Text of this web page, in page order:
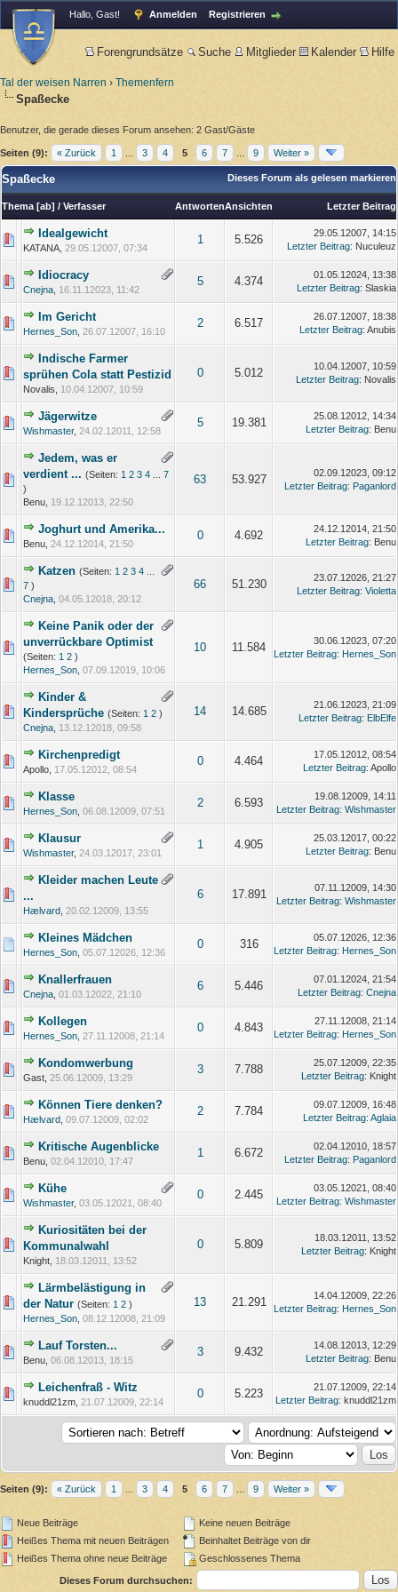
Hallo, Gast! Anmelden Registrieren
Forengrundsätze Suche Mitglieder Kalender Hilfe
Tal der weisen Narren › Themenfern
Spaßecke
Benutzer, die gerade dieses Forum ansehen: 2 Gast/Gäste
Seiten (9): « Zurück 1 3 4 5 6 7 9 Weiter »
Dieses Forum als gelesen markieren
Spaßecke
Thema [ab] / Verfasser AntwortenAnsichten Letzter Beitrag
Idealgewicht
KATANA, 29.05.12007, 07:34
1 5.526
29.05.12007, 14:15
Letzter Beitrag: Nuculeuz
Idiocracy
Cnejna 16.11.12023, 11:42
5 4.374
01.05.12024, 13:38
Letzter Beitrag: Slaskia
Im Gericht
Hernes_Son 26.07.12007, 16:10
2 6.517
26.07.12007, 18:38
Letzter Beitrag: Anubis
Indische Farmer
sprühen Cola statt Pestizid
Novalis, 10.04.12007, 10:59
0 5.012
10.04.12007, 10:59
Letzter Beitrag: Novalis
Jägerwitze
Wishmaster, 24.02.12011, 12:58
5 19.381
25.08.12012, 14:34
Letzter Beitrag: Benu
Jedem, was er
verdient ... (Seiten: 1 2 3 4
7
)
Benu, 19.12.12013, 22:50
63 53.927
02.09.12023, 09:12
Letzter Beitrag: Paganlord
Joghurt und Amerika...
Benu, 24.12.12014, 21:50
0 4.692
24.12.12014, 21:50
Letzter Beitrag: Benu
Katzen (Seiten: 1 2 3 4
7 )
Cnejna 04.05.12018, 20:12
66 51.230
23.07.12026, 21:27
Letzter Beitrag: Violetta
Keine Panik oder der
unverrückbare Optimist
(Seiten: 1 2 )
Hernes_Son 07.09.12019, 10:06
10 11.584
30.06.12023, 07:20
Letzter Beitrag: Hernes_Son
Kinder &
Kindersprüche (Seiten: 1 2 )
Cnejna 13.12.12018, 09:58
14 14.685
21.06.12023, 21:09
Letzter Beitrag: ElbElfe
Kirchenpredigt
Apollo, 17.05.12012, 08:54
0 4.464
17.05.12012, 08:54
Letzter Beitrag: Apollo
Klasse
Hernes_Son 06.08.12009, 07:51
2 6.593
19.08.12009, 14:11
Letzter Beitrag: Wishmaster
Klausur
Wishmaster, 24.03.12017, 23:01
1 4.905
25.03.12017, 00:22
Letzter Beitrag: Benu
Kleider machen Leute
...
Hælvard 20.02.12009, 13:55
6 17.891
07.11.12009, 14:30
Letzter Beitrag: Wishmaster
Kleines Mädchen
Hernes_Son 05.07.12026, 12:36
0 316
05.07.12026, 12:36
Letzter Beitrag: Hernes_Son
Knallerfrauen
Cnejna 01.03.12022, 21:10
6 5.446
07.01.12024, 21:54
Letzter Beitrag: Cnejna
Kollegen
Hernes_Son 27.11.12008, 21:14
0 4.843
27.11.12008, 21:14
Letzter Beitrag: Hernes_Son
Kondomwerbung
Gast, 25.06.12009, 13:29
3 7.788
25.07.12009, 22:35
Letzter Beitrag: Knight
Können Tiere denken?
Hælvard 09.07.12009, 02:02
2 7.784
09.07.12009, 16:48
Letzter Beitrag: Aglaia
Kritische Augenblicke
Benu, 02.04.12010, 17:47
1 6.672
02.04.12010, 18:57
Letzter Beitrag: Paganlord
Kühe
Wishmaster, 03.05.12021, 08:40
0 2.445
03.05.12021, 08:40
Letzter Beitrag: Wishmaster
Kuriositäten bei der
Kommunalwahl
Knight, 18.03.12011, 13:52
0 5.809
18.03.12011, 13:52
Letzter Beitrag: Knight
Lärmbelästigung in
der Natur (Seiten: 1 2 )
Hernes_Son 08.12.12008, 21:09
13 21.291
14.04.12009, 22:26
Letzter Beitrag: Hernes_Son
Lauf Torsten...
Benu, 06.08.12013, 18:15
3 9.432
14.08.12013, 12:29
Letzter Beitrag: Benu
Leichenfraß - Witz
knuddl21zm, 21.07.12009, 22:14
0 5.223
21.07.12009, 22:14
Letzter Beitrag: knuddl21zm
Seiten (9): « Zurück 1 3 4 5 6 7 9 Weiter »
Neue Beiträge
Heißes Thema mit neuen Beiträgen
Heißes Thema ohne neue Beiträge
Keine neuen Beiträge
Beinhaltet Beiträge von dir
Geschlossenes Thema
Dieses Forum durchsuchen: